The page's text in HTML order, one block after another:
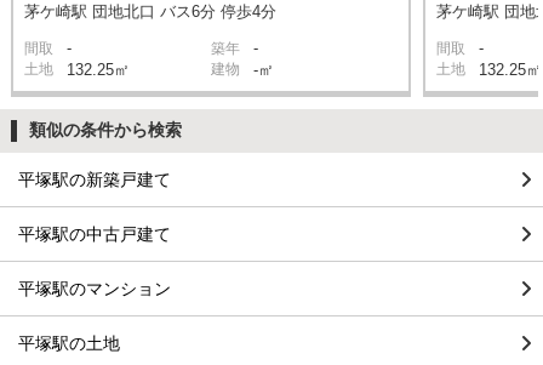
茅ケ崎駅 団地北口 バス6分 停歩4分
間取 - 築年 -
土地 132.25㎡ 建物 -㎡
茅ケ崎駅 団地
間取 -
土地 132.25㎡
類似の条件から検索
平塚駅の新築戸建て
平塚駅の中古戸建て
平塚駅のマンション
平塚駅の土地